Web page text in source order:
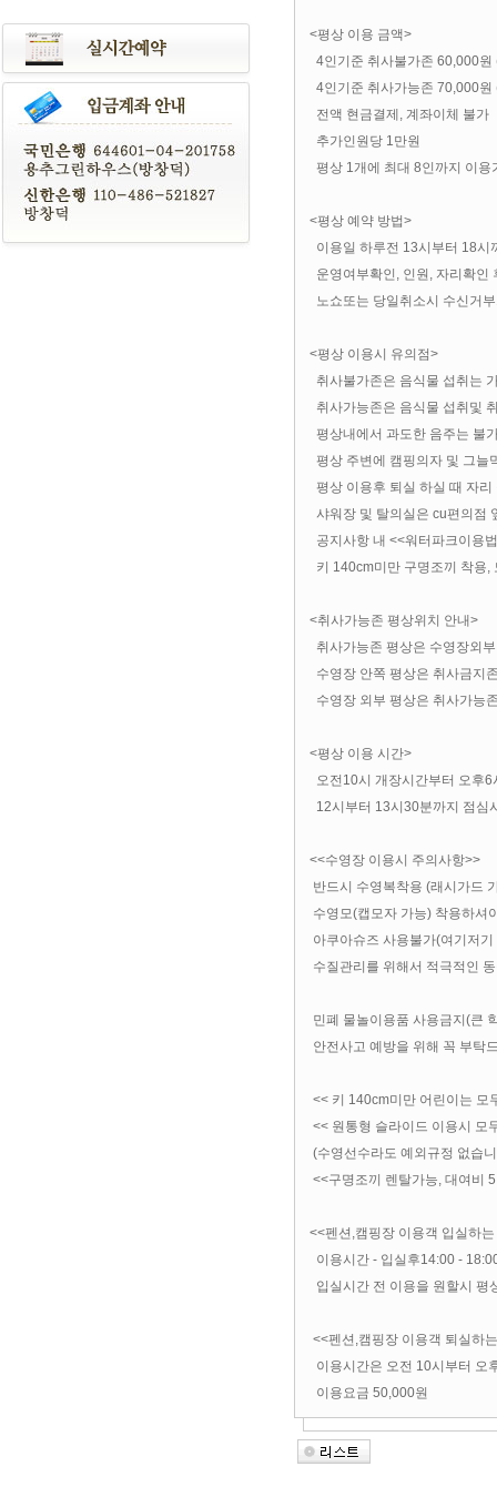
<평상 이용 금액>
4인기준 취사불가존 60,000원
4인기준 취사가능존 70,000원
전액 현금결제, 계좌이체 불가
추가인원당 1만원
평상 1개에 최대 8인까지 이용
<평상 예약 방법>
이용일 하루전 13시부터 18시
운영여부확인, 인원, 자리확인
노쇼또는 당일취소시 수신거
<평상 이용시 유의점>
취사불가존은 음식물 섭취는
취사가능존은 음식물 섭취및
평상내에서 과도한 음주는 불
평상 주변에 캠핑의자 및 그늘
평상 이용후 퇴실 하실 때 자
샤워장 및 탈의실은 cu편의점
공지사항 내 <<워터파크이용
키 140cm미만 구명조끼 착용,
<취사가능존 평상위치 안내>
취사가능존 평상은 수영장외
수영장 안쪽 평상은 취사금지
수영장 외부 평상은 취사가능
<평상 이용 시간>
오전10시 개장시간부터 오후6
12시부터 13시30분까지 점심
<<수영장 이용시 주의사항>>
반드시 수영복착용 (래시가드
수영모(캡모자 가능) 착용하셔
아쿠아슈즈 사용불가(여기저
수질관리를 위해서 적극적인
민폐 물놀이용품 사용금지(큰
안전사고 예방을 위해 꼭 부탁
<< 키 140cm미만 어린이는 모
<< 원통형 슬라이드 이용시 모
(수영선수라도 예외규정 없습
<<구명조끼 렌탈가능, 대여비
<<펜션,캠핑장 이용객 입실하
이용시간 - 입실후14:00 -
입실시간 전 이용을 원할시 평
<<펜션,캠핑장 이용객 퇴실하
이용시간은 오전 10시부터 오
이용요금 50,000원